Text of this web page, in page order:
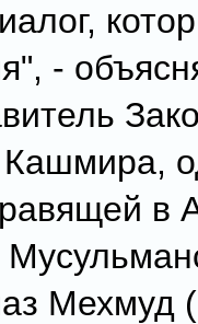
-
в
Мехмуд